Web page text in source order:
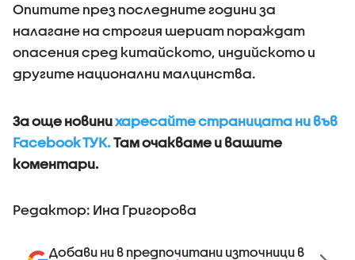
Опитите през последните години за
налагане на строгия шериат пораждат
опасения сред китайското, индийското и
другите национални малцинства.
За още новинихаресайте страницата ни във
Facebook ТУК.Там очакваме и вашите
коментари.
Редактор: Ина Григорова
Добави ни в предпочитани източници в